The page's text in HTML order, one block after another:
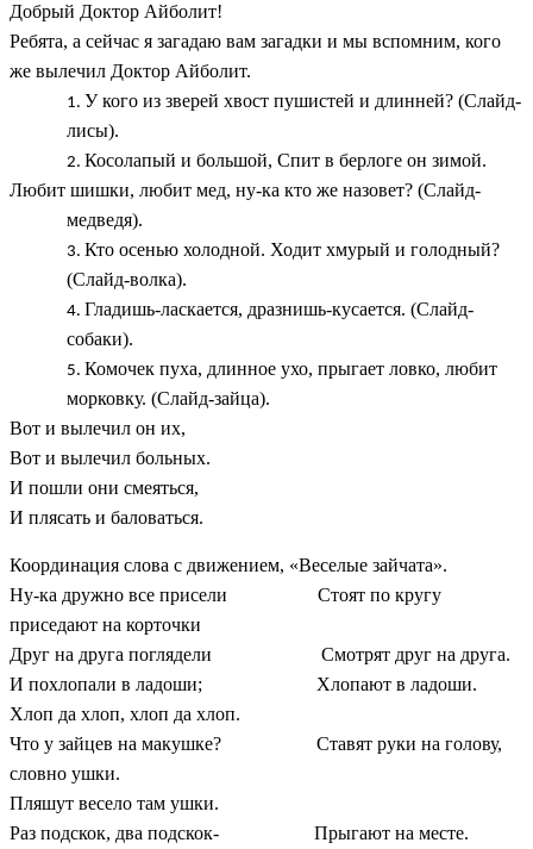
Добрый Доктор Айболит!
Ребята, а сейчас я загадаю вам загадки и мы вспомним, кого
же вылечил Доктор Айболит.
У кого из зверей хвост пушистей и длинней? (Слайд-
лисы).
Косолапый и большой, Спит в берлоге он зимой.
Любит шишки, любит мед, ну-ка кто же назовет? (Слайд-
медведя).
Кто осенью холодной. Ходит хмурый и голодный?
(Слайд-волка).
Гладишь-ласкается, дразнишь-кусается. (Слайд-
собаки).
Комочек пуха, длинное ухо, прыгает ловко, любит
морковку. (Слайд-зайца).
Вот и вылечил он их,
Вот и вылечил больных.
И пошли они смеяться,
И плясать и баловаться.
Координация слова с движением, «Веселые зайчата».
Ну-ка дружно все присели Стоят по кругу
приседают на корточки
Друг на друга поглядели Смотрят друг на друга.
И похлопали в ладоши; Хлопают в ладоши.
Хлоп да хлоп, хлоп да хлоп.
Что у зайцев на макушке? Ставят руки на голову,
словно ушки.
Пляшут весело там ушки.
Раз подскок, два подскок- Прыгают на месте.